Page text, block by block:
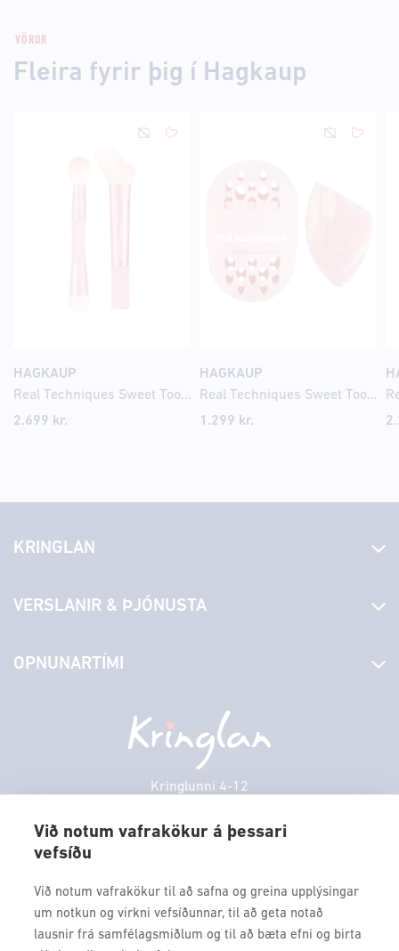
Við notum vafrakökur á þessari
vefsíðu
Við notum vafrakökur til að safna og greina upplýsingar
um notkun og virkni vefsíðunnar, til að geta notað
lausnir frá samfélagsmiðlum og til að bæta efni og birta
VÖRUR
Fleira fyrir þig í Hagkaup
HAGKAUP
Real Techniques Sweet Tooth Sugar Glaze Brush Duo
2.699 kr.
HAGKAUP
Real Techniques Sweet Tooth Batter Up Base MCS+Case
1.299 kr.
Kringlunni 4-12
kringlan@kringlan.is
KRINGLAN
Laus störf
Hafðu samband
Persónuverndarstefna
VERSLANIR & ÞJÓNUSTA
Borgarbókasafn
Borgarleikhúsið
Ævintýraland
OPNUNARTÍMI
Fimmtudagur
VERTU MEÐ